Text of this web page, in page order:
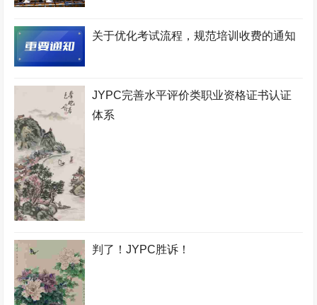
关于优化考试流程，规范培训收费的通知
JYPC完善水平评价类职业资格证书认证
体系
判了！JYPC胜诉！